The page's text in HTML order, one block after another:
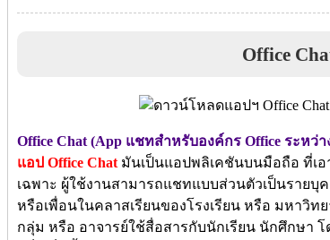
Office
Office Chat (App แชทสำหรับองค์กร Office ระหว่
แอป Office Chat มันเป็นแอปพลิเคชันบนมือถือ ที่เ
เฉพาะ ผู้ใช้งานสามารถแชทแบบส่วนตัวเป็นราย
หรือเพื่อนในคลาสเรียนของโรงเรียน หรือ มหาวิท
กลุ่ม หรือ อาจารย์ใช้สื่อสารกับนักเรียน นักศึกษา